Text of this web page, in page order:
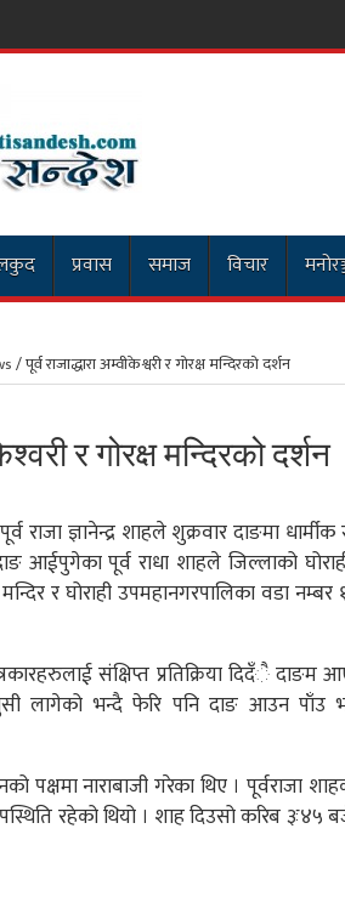
मुग्ल
प्रवास समाज विचार
/पूर्व राजाद्धारा अम्वीकेश्वरी र गोरक्ष मन्दिरको दर्शन
र गोरक्ष मन्दिरको दर्शन
राजा ज्ञानेन्द्र शाहले शुक्रवार दाङमा
आईपुगेका पूर्व राधा शाहले जिल्लाको
र घोराही उपमहानगरपालिका वडा नम्बर
संक्षिप्त प्रतिक्रिया दिदँै
खुसी लागेको भन्दै फेरि पनि दाङ आउन
नाराबाजी गरेका थिए । पूर्वराजा
रहेको थियो । शाह दिउसो करिब ३ः४५